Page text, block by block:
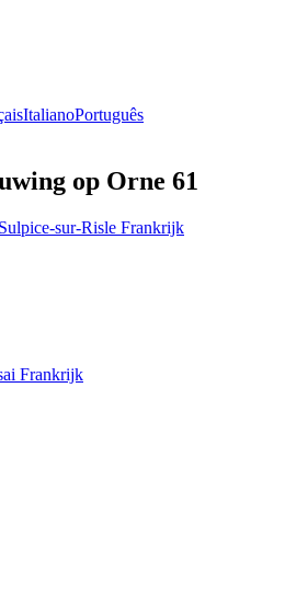
ItalianoPortuguês
op Orne 61